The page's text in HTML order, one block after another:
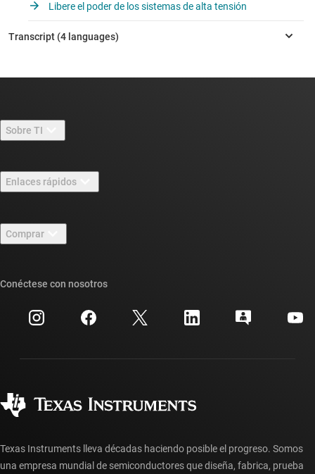
Libere el poder de los sistemas de alta tensión
Sobre TI
Carreras laborales
Sala de redacción
Eventos
Relaciones con los inversionistas
Enlaces rápidos
Foros de soporte de diseño de TI E2E™
Búsqueda de referencias cruzadas
Centro de atención al cliente
Preguntas frecuentes sobre la cuenta myTI
Comprar
Preguntas frecuentes sobre pedidos
Conéctese con nosotros
Texas Instruments lleva décadas haciendo posible el progreso. Somos
una empresa mundial de semiconductores que diseña, fabrica, prueba